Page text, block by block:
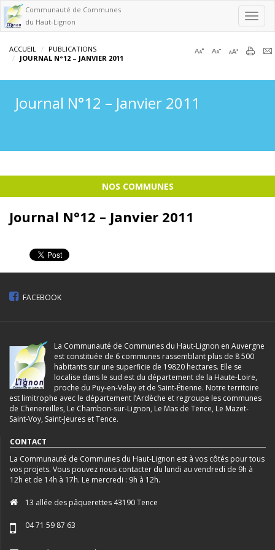
Communauté de Communes
du Haut-Lignon
ACCUEIL
PUBLICATIONS
JOURNAL N°12 – JANVIER 2011
Journal N°12 – Janvier 2011
NOS COMMUNES
Journal N°12 – Janvier 2011
FACEBOOK
La Communauté de Communes du Haut-Lignon en Auvergne
est constituée de 6 communes rassemblant plus de 8 500
habitants sur une superficie de 19820 hectares. Elle se
localise dans le sud est du département de la Haute-Loire,
proche du Puy-en-Velay et de Saint-Étienne. Notre territoire
est limitrophe avec le département l’Ardèche et regroupe les communes
de Chenereilles, Le Chambon-sur-Lignon, Le Mas de Tence, Le Mazet-
Saint-Voy, Saint-Jeures et Tence.
CONTACT
La Communauté de Communes du Haut-Lignon est à vos côtés pour tous
vos projets. Vous pouvez nous contacter du lundi au vendredi de 9h à
12h et de 14h à 17h. Le mercredi : 9h à 12h.
13 allée des pâquerettes 43190 Tence
04 71 59 87 63